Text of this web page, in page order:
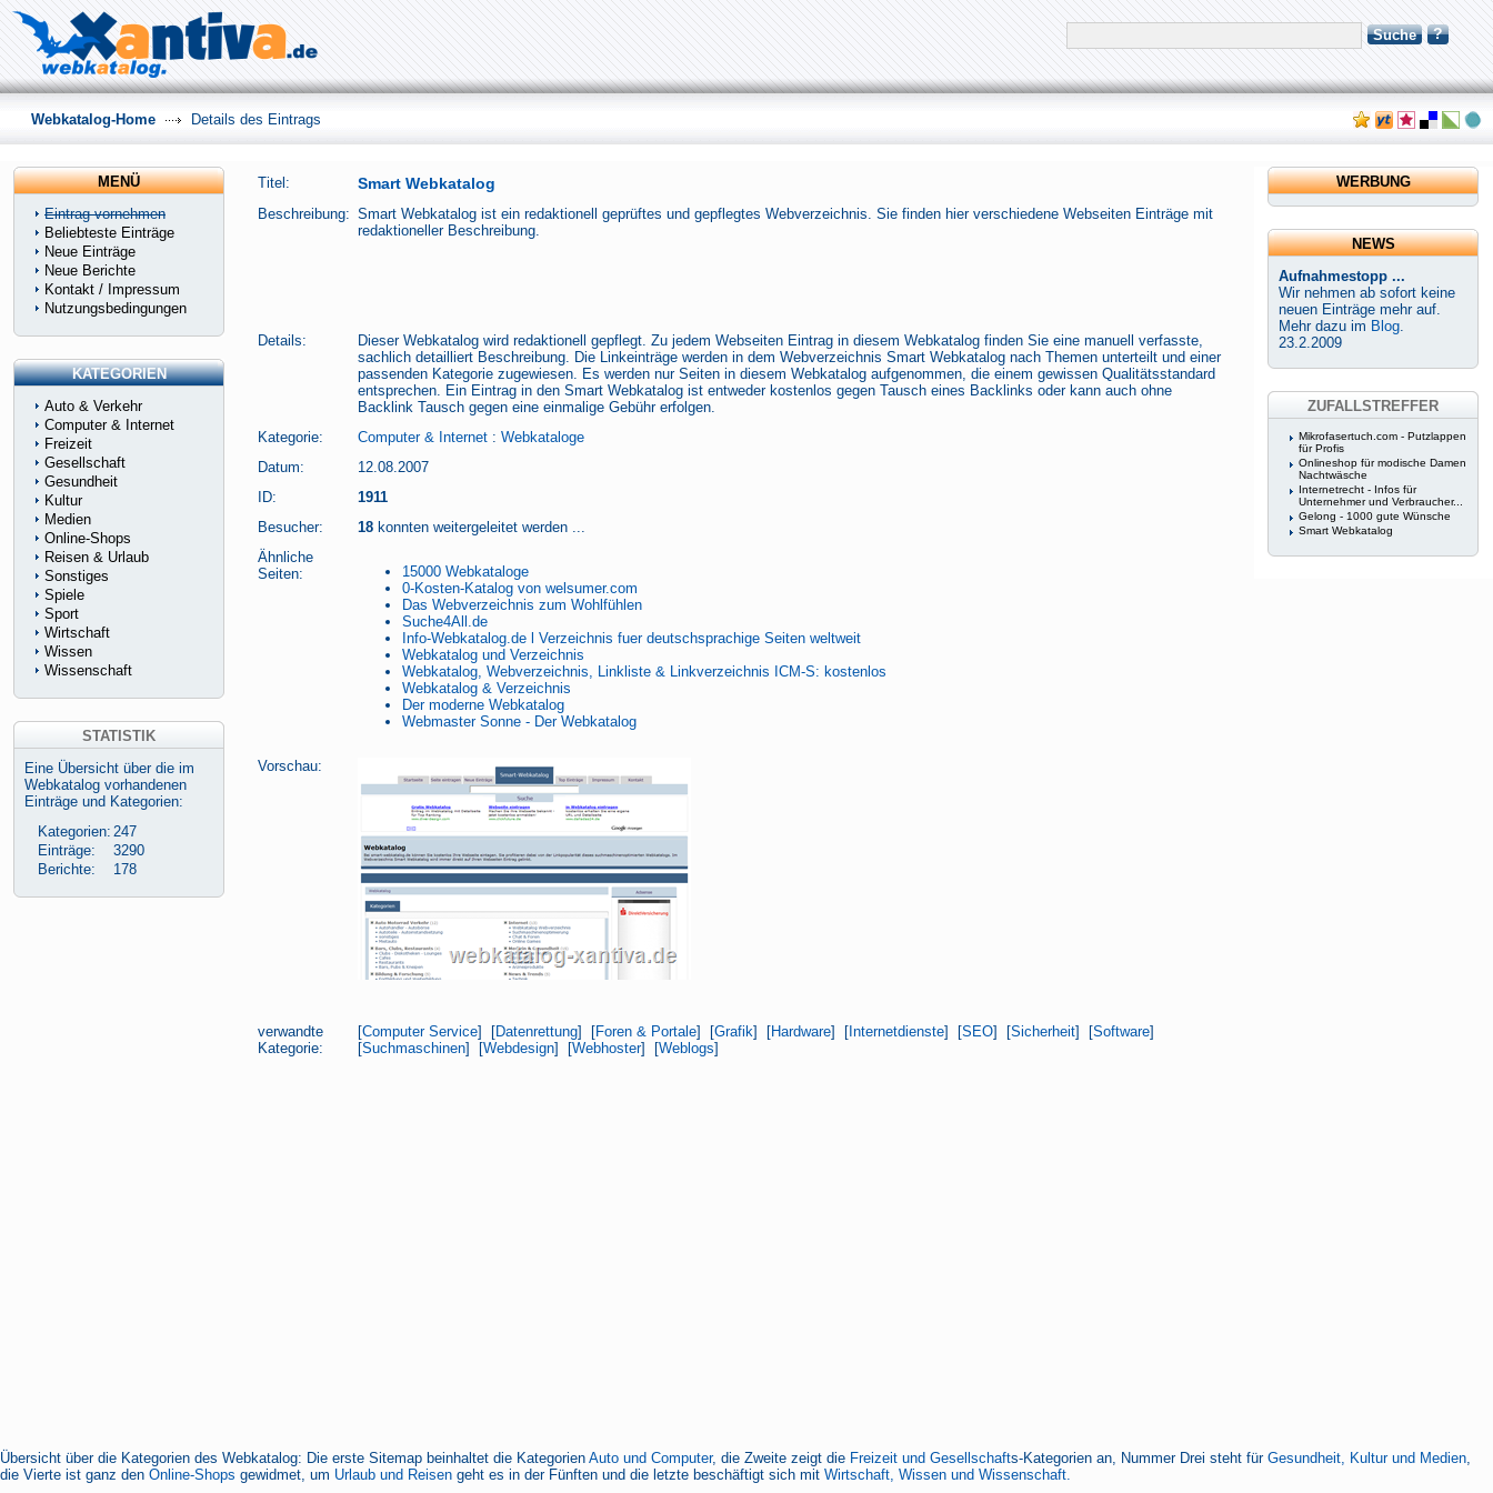
Titel: Smart Webkatalog
Beschreibung: Smart Webkatalog ist ein redaktionell geprüftes und gepflegtes Webverzeichnis. Sie finden hier verschiedene Webseiten Einträge mit
redaktioneller Beschreibung.
Details:
Dieser Webkatalog wird redaktionell gepflegt. Zu jedem Webseiten Eintrag in diesem Webkatalog finden Sie eine manuell verfasste,
sachlich detailliert Beschreibung. Die Linkeinträge werden in dem Webverzeichnis Smart Webkatalog nach Themen unterteilt und einer
passenden Kategorie zugewiesen. Es werden nur Seiten in diesem Webkatalog aufgenommen, die einem gewissen Qualitätsstandard
entsprechen. Ein Eintrag in den Smart Webkatalog ist entweder kostenlos gegen Tausch eines Backlinks oder kann auch ohne
Backlink Tausch gegen eine einmalige Gebühr erfolgen.
Kategorie:
Computer & Internet : Webkataloge
Datum:
12.08.2007
ID:
1911
Besucher:
18 konnten weitergeleitet werden ...
Ähnliche
Seiten:
15000 Webkataloge
0-Kosten-Katalog von welsumer.com
Das Webverzeichnis zum Wohlfühlen
Suche4All.de
Info-Webkatalog.de l Verzeichnis fuer deutschsprachige Seiten weltweit
Webkatalog und Verzeichnis
Webkatalog, Webverzeichnis, Linkliste & Linkverzeichnis ICM-S: kostenlos
Webkatalog & Verzeichnis
Der moderne Webkatalog
Webmaster Sonne - Der Webkatalog
Vorschau:
verwandte
Kategorie:
[Computer Service] [Datenrettung] [Foren & Portale] [Grafik] [Hardware] [ Internetdienste] [SEO] [Sicherheit] [Software]
[Suchmaschinen] [Webdesign] [Webhoster] [Weblogs]
Übersicht über die Kategorien des Webkatalog: Die erste Sitemap beinhaltet die Kategorien Auto und Computer, die Zweite zeigt die Freizeit und Gesellschafts-Kategorien an, Nummer Drei steht für Gesundheit, Kultur und Medien,
die Vierte ist ganz den Online-Shops gewidmet, um Urlaub und Reisen geht es in der Fünften und die letzte beschäftigt sich mit Wirtschaft, Wissen und Wissenschaft.
Suche ?
Webkatalog-Home Details des Eintrags
MENÜ
Eintrag vornehmen
Beliebteste Einträge
Neue Einträge
Neue Berichte
Kontakt / Impressum
Nutzungsbedingungen
KATEGORIEN
Auto & Verkehr
Computer & Internet
Freizeit
Gesellschaft
Gesundheit
Kultur
Medien
Online-Shops
Reisen & Urlaub
Sonstiges
Spiele
Sport
Wirtschaft
Wissen
Wissenschaft
STATISTIK
Eine Übersicht über die im
Webkatalog vorhandenen
Einträge und Kategorien:
Kategorien: 247
Einträge:
3290
Berichte:
178
WERBUNG
NEWS
Aufnahmestopp ...
Wir nehmen ab sofort keine
neuen Einträge mehr auf.
Mehr dazu im Blog.
23.2.2009
ZUFALLSTREFFER
Mikrofasertuch.com - Putzlappen
für Profis
Onlineshop für modische Damen
Nachtwäsche
Internetrecht - Infos für
Unternehmer und Verbraucher...
Gelong - 1000 gute Wünsche
Smart Webkatalog